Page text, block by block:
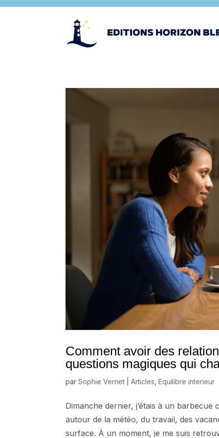
Comment avoir des
questions magiques qui
parSophie Vernet |Articles ,Equilibre interieur
Dimanche dernier, j’étais à un barbecue
autour de la météo, du travail, des
surface. À un moment, je me suis